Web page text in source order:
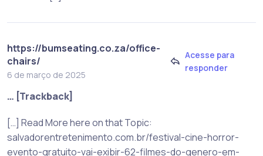
https://bumseating.co.za/office-
chairs/
6 de março de 2025
Acesse para
responder
… [Trackback]
[…] Read More here on that Topic:
salvadorentretenimento.com.br/festival-cine-horror-
evento-gratuito-vai-exibir-62-filmes-do-genero-em-